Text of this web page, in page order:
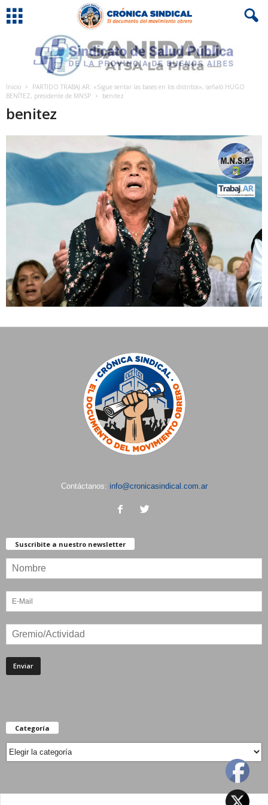
Inicio
PARTIDO TRABAJ.AR: «Sigue sentar las bases en los distritos», señaló HUGO
BENÍTEZ, presidente de MNSP
benitez
benitez
Contáctanos: info@cronicasindical.com.ar
Suscribite a nuestro newsletter
Categoría
Categoría